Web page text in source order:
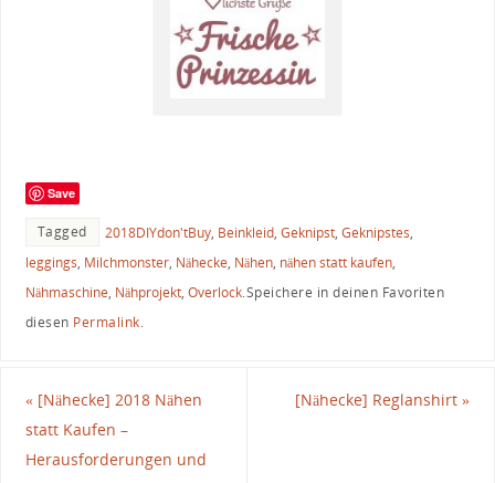
Save
Tagged 2018DIYdon'tBuy, Beinkleid, Geknipst, Geknipstes,
leggings, Milchmonster, Nähecke, Nähen, nähen statt kaufen,
Nähmaschine, Nähprojekt, Overlock.Speichere in deinen Favoriten
diesen Permalink.
«[Nähecke] 2018 Nähen
statt Kaufen –
Herausforderungen und
[Nähecke] Reglanshirt»